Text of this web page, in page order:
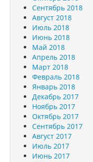
Сентябрь 2018
Август 2018
Июль 2018
Июнь 2018
Май 2018
Апрель 2018
Март 2018
Февраль 2018
Январь 2018
Декабрь 2017
Ноябрь 2017
Октябрь 2017
Сентябрь 2017
Август 2017
Июль 2017
Июнь 2017